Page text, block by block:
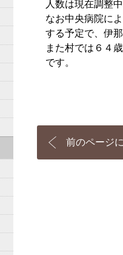
人数は現在調整
なお中央病院に
する予定で、伊
また村では６４
です。
前のページ